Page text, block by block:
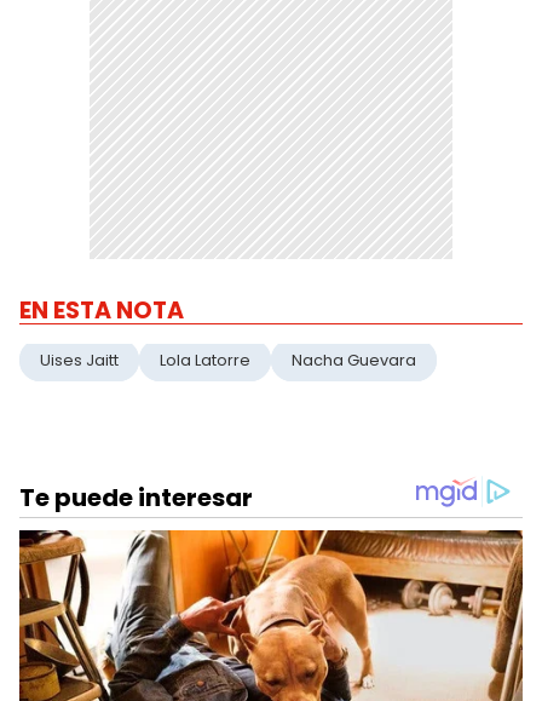
EN ESTA NOTA
Uises Jaitt Lola Latorre Nacha Guevara